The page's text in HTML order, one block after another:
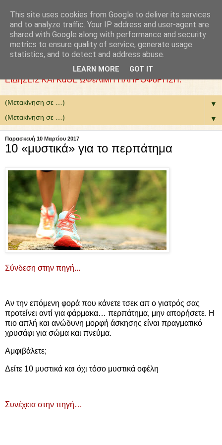
: COLLaZ NeWS aND
MoRE
ΘέΛΟΥΜΕ ΝΑ ΕίΜΑΣΤΕ ΧΡήΣΙΜΟΙ. ΕΠΙΛέΓΟΥΜΕ
ΕΙΔήΣΕΙΣ ΚΑι ΚάΘΕ ΩΦέΛΙΜΗ ΠΛΗΡΟΦόΡΗΣΗ.
▼
▼
Παρασκευή 10 Μαρτίου 2017
10 «μυστικά» για το περπάτημα
Σύνδεση στην πηγή...
Αν την επόμενη φορά που κάνετε τσεκ απ ο γιατρός σας
προτείνει αντί για φάρμακα… περπάτημα, μην απορήσετε. Η
πιο απλή και ανώδυνη μορφή άσκησης είναι πραγματικό
χρυσάφι για σώμα και πνεύμα.
Αμφιβάλετε;
Δείτε 10 μυστικά και όχι τόσο μυστικά οφέλη
Συνέχεια στην πηγή…
This site uses cookies from Google to deliver its services
and to analyze traffic. Your IP address and user-agent are
shared with Google along with performance and security
metrics to ensure quality of service, generate usage
statistics, and to detect and address abuse.
LEARN MORE GOT IT